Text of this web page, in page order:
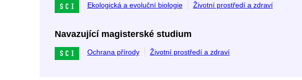
SCI Ekologická a evoluční biologie Životní prostředí a zdraví
Navazující magisterské studium
SCI Ochrana přírody Životní prostředí a zdraví